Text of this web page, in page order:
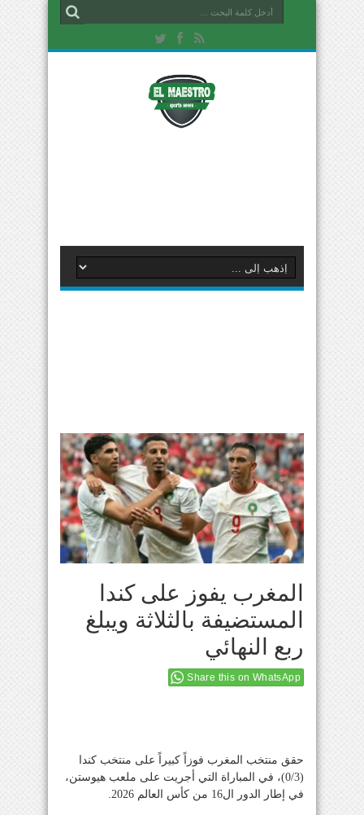
المغرب يفوز على كندا
المستضيفة بالثلاثة ويبلغ
ربع النهائي
Share this on WhatsApp
حقق منتخب المغرب فوزاً كبيراً على منتخب كندا
(0/3)، في المباراة التي أجريت على ملعب هيوستن،
في إطار الدور ال16 من كأس العالم 2026.